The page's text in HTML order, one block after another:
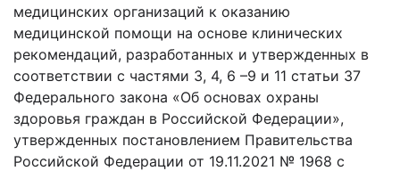
медицинских организаций к оказанию
медицинской помощи на основе клинических
рекомендаций, разработанных и утвержденных в
соответствии с частями 3, 4, 6 –9 и 11 статьи 37
Федерального закона «Об основах охраны
здоровья граждан в Российской Федерации»,
утвержденных постановлением Правительства
Российской Федерации от 19.11.2021 № 1968 с